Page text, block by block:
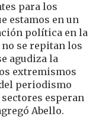
para los
estamos en un
política en la
se repitan los
agudiza la
extremismos
periodismo
esperan
Abello.